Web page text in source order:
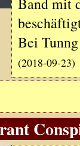
Bei
(2018-09-23)